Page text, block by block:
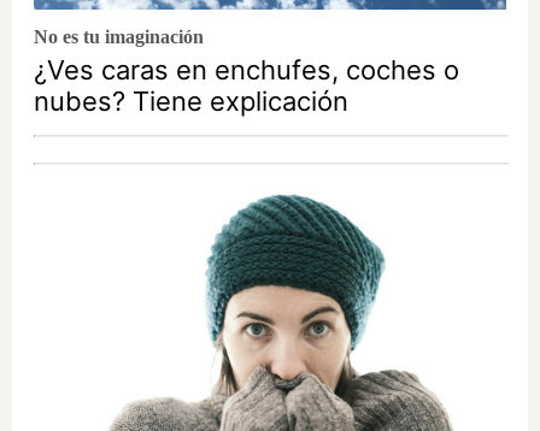
No es tu imaginación
¿Ves caras en enchufes, coches o
nubes? Tiene explicación